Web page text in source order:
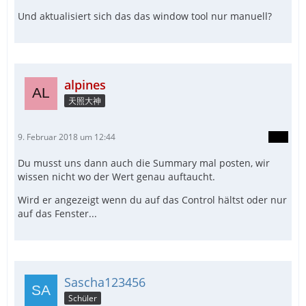
Und aktualisiert sich das das window tool nur manuell?
alpines
天照大神
9. Februar 2018 um 12:44
Du musst uns dann auch die Summary mal posten, wir
wissen nicht wo der Wert genau auftaucht.
Wird er angezeigt wenn du auf das Control hältst oder nur
auf das Fenster...
Sascha123456
Schüler